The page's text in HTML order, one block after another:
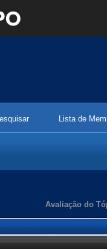
Lista de
Avaliação do